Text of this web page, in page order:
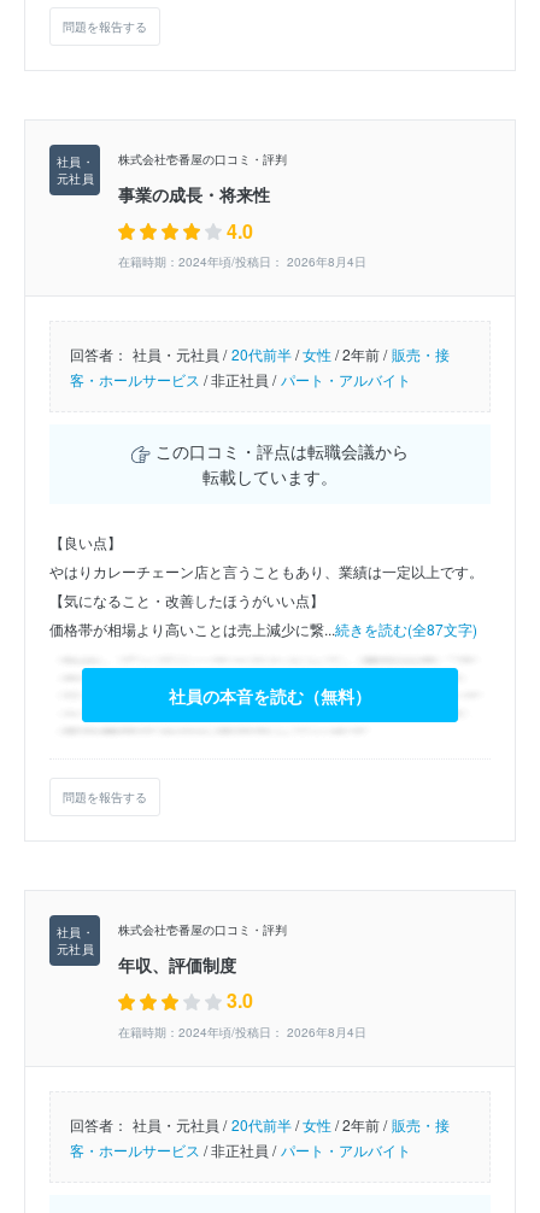
問題を報告する
株式会社壱番屋の口コミ・評判
事業の成長・将来性
4.0
在籍時期：2024年頃/投稿日： 2026年8月4日
回答者： 社員・元社員 / 20代前半/女性/2年前 / 販売・接
客・ホールサービス /非正社員 / パート・アルバイト
この口コミ・評点は転職会議から
転載しています。
【良い点】
やはりカレーチェーン店と言うこともあり、業績は一定以上です。
【気になること・改善したほうがいい点】
価格帯が相場より高いことは売上減少に繋...続きを読む(全87文字)
社員の本音を読む（無料）
問題を報告する
株式会社壱番屋の口コミ・評判
年収、評価制度
3.0
在籍時期：2024年頃/投稿日： 2026年8月4日
回答者： 社員・元社員 / 20代前半/女性/2年前 / 販売・接
客・ホールサービス /非正社員 / パート・アルバイト